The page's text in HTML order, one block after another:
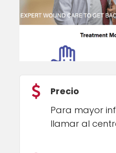
Precio
Para mayor
llamar al